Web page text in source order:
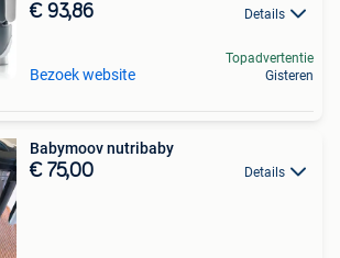
€ 93,86 Details
Bezoek website
Topadvertentie
Gisteren
Babymoov nutribaby
€ 75,00 Details